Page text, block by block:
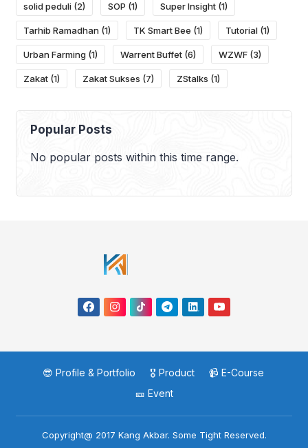
solid peduli (2) SOP (1) Super Insight (1)
Tarhib Ramadhan (1) TK Smart Bee (1) Tutorial (1)
Urban Farming (1) Warrent Buffet (6) WZWF (3)
Zakat (1) Zakat Sukses (7) ZStalks (1)
Popular Posts
No popular posts within this time range.
😎 Profile & Portfolio 🎖️ Product
📹 E-Course
🎫 Event
Copyright@ 2017 Kang Akbar. Some Tight Reserved.